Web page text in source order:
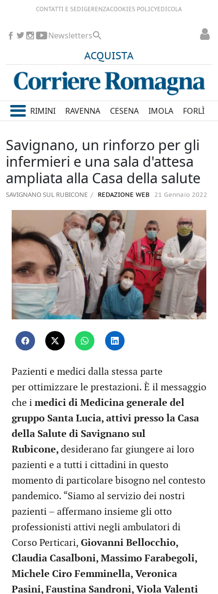
CONTATTI E SEDIGERENZACOOKIES POLICYEDICOLA
ACQUISTA
Newsletters
RIMINI RAVENNA CESENA IMOLA FORLÌ
Savignano, un rinforzo per gli
infermieri e una sala d'attesa
ampliata alla Casa della salute
SAVIGNANO SUL RUBICONE REDAZIONE WEB 21 Gennaio 2022
Pazienti e medici dalla stessa parte
per ottimizzare le prestazioni. È il messaggio
che i medici di Medicina generale del
gruppo Santa Lucia, attivi presso la Casa
della Salute di Savignano sul
Rubicone, desiderano far giungere ai loro
pazienti e a tutti i cittadini in questo
momento di particolare bisogno nel contesto
pandemico. “Siamo al servizio dei nostri
pazienti – affermano insieme gli otto
professionisti attivi negli ambulatori di
Corso Perticari, Giovanni Bellocchio,
Claudia Casalboni, Massimo Farabegoli,
Michele Ciro Femminella, Veronica
Pasini, Faustina Sandroni, Viola Valenti